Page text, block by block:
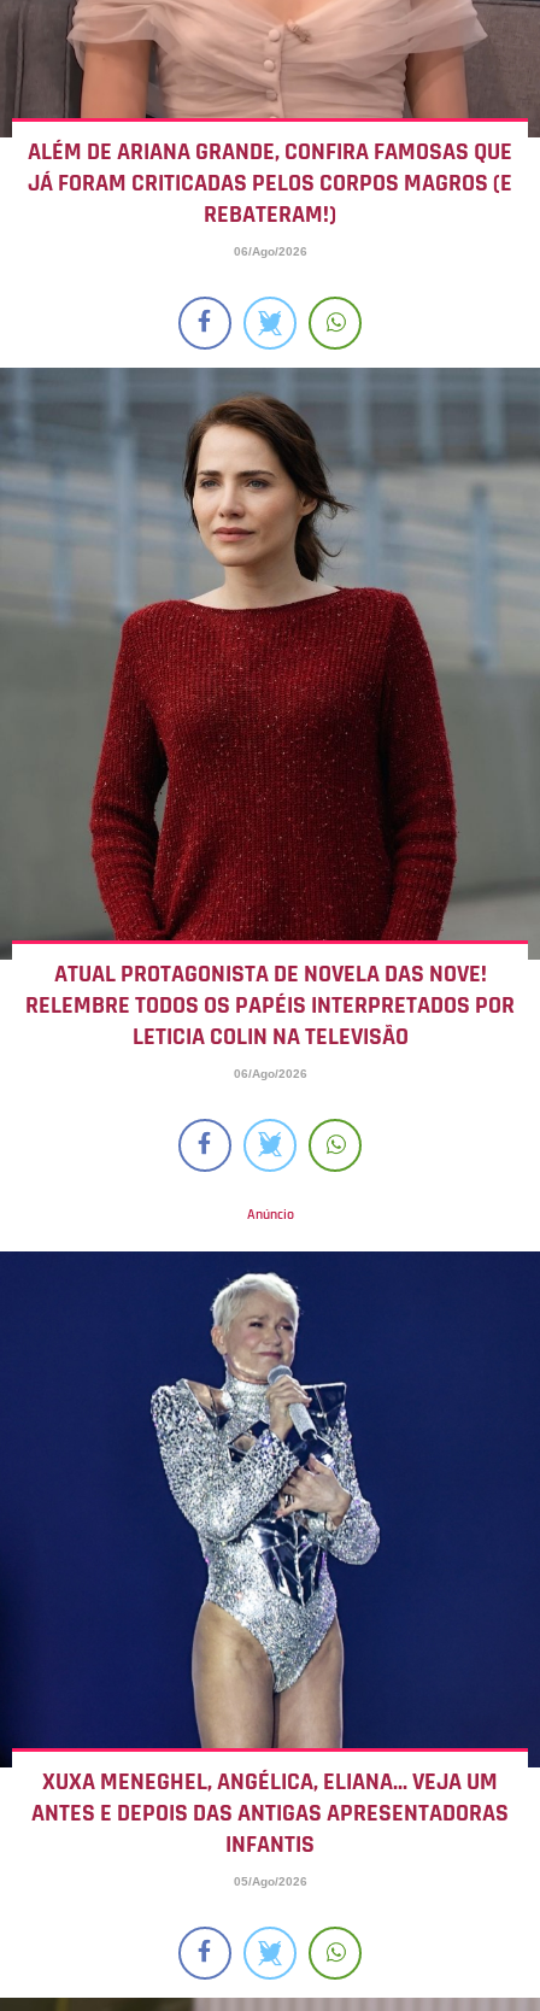
ALÉM DE ARIANA GRANDE, CONFIRA FAMOSAS QUE
JÁ FORAM CRITICADAS PELOS CORPOS MAGROS (E
REBATERAM!)
06/Ago/2026
ATUAL PROTAGONISTA DE NOVELA DAS NOVE!
RELEMBRE TODOS OS PAPÉIS INTERPRETADOS POR
LETICIA COLIN NA TELEVISÃO
06/Ago/2026
XUXA MENEGHEL, ANGÉLICA, ELIANA... VEJA UM
ANTES E DEPOIS DAS ANTIGAS APRESENTADORAS
INFANTIS
05/Ago/2026